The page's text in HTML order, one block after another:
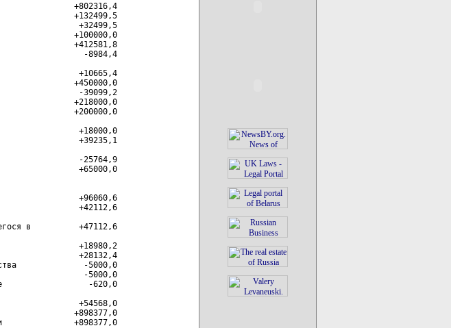
+802316,4
+132499,5
+32499,5
+100000,0
+412581,8
-8984,4
+10665,4
+450000,0
-39099,2
+218000,0
+200000,0
+18000,0
+39235,1
-25764,9
+96060,6
+42112,6
в          +47112,6
+18980,2
+28132,4
-5000,0
-5000,0
-620,0
+54568,0
+898377,0
+898377,0